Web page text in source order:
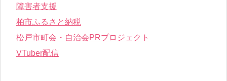
障害者支援
柏市ふるさと納税
松戸市町会・自治会PRプロジェクト
VTuber配信